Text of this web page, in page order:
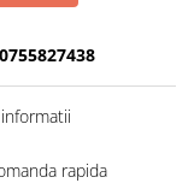
0755827438
rapida